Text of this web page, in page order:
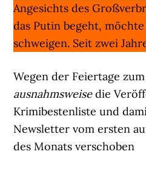
Angesichts des
das Putin begeht,
schweigen. Seit zwei
Wegen der Feiertage
ausnahmsweisedie
Krimibestenliste und
Newsletter vom ersten
des Monats verschoben